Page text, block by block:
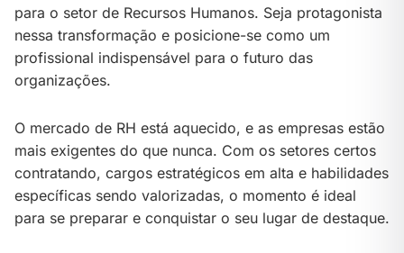
para o setor de Recursos Humanos. Seja protagonista
nessa transformação e posicione-se como um
profissional indispensável para o futuro das
organizações.
O mercado de RH está aquecido, e as empresas estão
mais exigentes do que nunca. Com os setores certos
contratando, cargos estratégicos em alta e habilidades
específicas sendo valorizadas, o momento é ideal
para se preparar e conquistar o seu lugar de destaque.